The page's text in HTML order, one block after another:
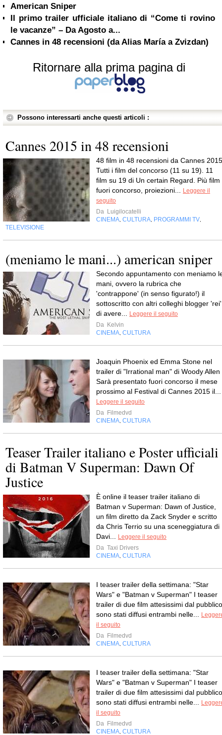
American Sniper
Il primo trailer ufficiale italiano di “Come ti rovino
le vacanze” – Da Agosto a...
Cannes in 48 recensioni (da Alias María a Zvizdan)
Ritornare alla prima pagina di
Possono interessarti anche questi articoli :
Cannes 2015 in 48 recensioni
48 film in 48 recensioni da Cannes
Tutti i film del concorso (11 su 19). 11
film su 19 di Un certain Regard. Più film
fuori concorso, proiezioni... Leggere il
seguito
Da Luigilocatelli
CINEMA, CULTURA, PROGRAMMI TV,
TELEVISIONE
(meniamo le mani...) american sniper
Secondo appuntamento con meniamo
mani, ovvero la rubrica che
'contrappone' (in senso figurato!) il
sottoscritto con altri colleghi blogger 'rei'
di avere... Leggere il seguito
Da Kelvin
CINEMA, CULTURA
Joaquin Phoenix ed Emma Stone nel
trailer di "Irrational man" di Woody Allen
Sarà presentato fuori concorso il mese
prossimo al Festival di Cannes 2015 il...
Leggere il seguito
Da Filmedvd
CINEMA, CULTURA
Teaser Trailer italiano e Poster ufficiali
di Batman V Superman: Dawn Of
Justice
È online il teaser trailer italiano di
Batman v Superman: Dawn of Justice,
un film diretto da Zack Snyder e scritto
da Chris Terrio su una sceneggiatura di
Davi... Leggere il seguito
Da Taxi Drivers
CINEMA, CULTURA
I teaser trailer della settimana: "Star
Wars" e "Batman v Superman" I teaser
trailer di due film attesissimi dal pubblico
sono stati diffusi entrambi nelle...
il seguito
Da Filmedvd
CINEMA, CULTURA
I teaser trailer della settimana: "Star
Wars" e "Batman v Superman" I teaser
trailer di due film attesissimi dal pubblico
sono stati diffusi entrambi nelle...
il seguito
Da Filmedvd
CINEMA, CULTURA